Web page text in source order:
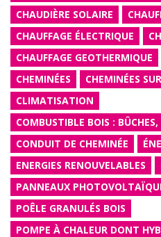
CHAUDIÈRE SOLAIRE
CHAUFFAGE ÉLECTRIQUE
CHAUFFAGE GEOTHERMIQUE
CHEMINÉES
CHEMINÉES
CLIMATISATION
COMBUSTIBLE BOIS :
CONDUIT DE CHEMINÉE
ENERGIES RENOUVELABLES
PANNEAUX
POÊLE GRANULÉS BOIS
POMPE À CHALEUR DONT